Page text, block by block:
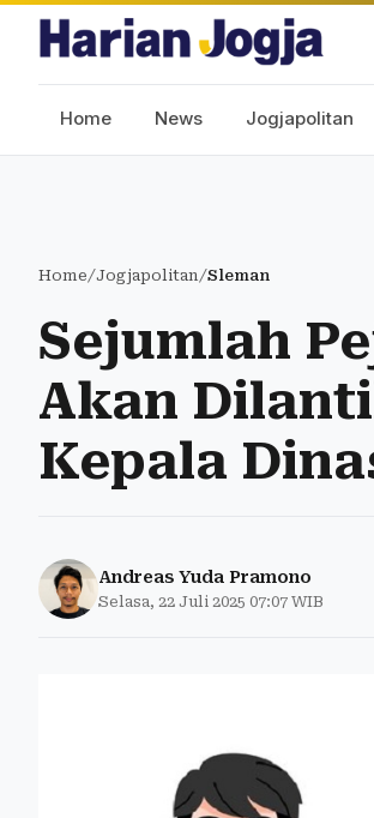
Home News Jogjapolitan
Home/Jogjapolitan/Sleman
Sejumlah
Akan
Kepala
Andreas Yuda Pramono
Selasa, 22 Juli 2025 07:07 WIB